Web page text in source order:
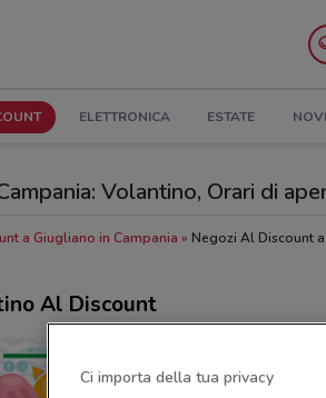
ELETTRONICA ESTATE
Volantino, Orari di
a Giugliano in Campania Negozi Al Discount
Al Discount
Ci importa della tua privacy